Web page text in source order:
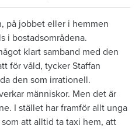
på jobbet eller i hemmen
i bostadsområdena.
klart samband med den
för våld, tycker Staffan
den som irrationell.
människor. Men det är
I stället har framför allt unga
att alltid ta taxi hem, att